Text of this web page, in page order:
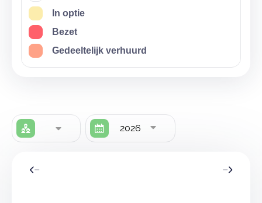
In optie
Bezet
Gedeeltelijk verhuurd
2026